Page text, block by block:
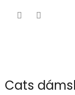
Cats